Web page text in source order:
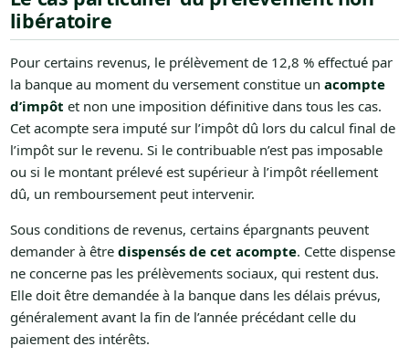
libératoire
Pour certains revenus, le prélèvement de 12,8 % effectué par
la banque au moment du versement constitue un acompte
d’impôt et non une imposition définitive dans tous les cas.
Cet acompte sera imputé sur l’impôt dû lors du calcul final de
l’impôt sur le revenu. Si le contribuable n’est pas imposable
ou si le montant prélevé est supérieur à l’impôt réellement
dû, un remboursement peut intervenir.
Sous conditions de revenus, certains épargnants peuvent
demander à être dispensés de cet acompte. Cette dispense
ne concerne pas les prélèvements sociaux, qui restent dus.
Elle doit être demandée à la banque dans les délais prévus,
généralement avant la fin de l’année précédant celle du
paiement des intérêts.